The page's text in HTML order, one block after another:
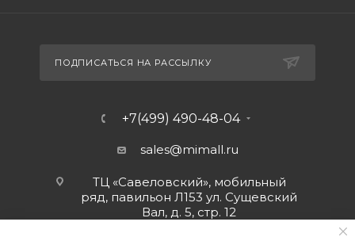
ПОДПИСАТЬСЯ НА РАССЫЛКУ
+7(499) 490-48-04
sales@mimall.ru
ТЦ «Савеловский», мобильный
ряд, павильон Л153 ул. Сущевский
Вал, д. 5, стр. 12